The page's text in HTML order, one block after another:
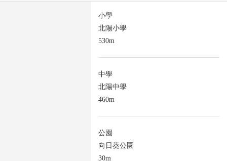
小學
北陽小學
530m
中學
北陽中學
460m
公園
向日葵公園
30m